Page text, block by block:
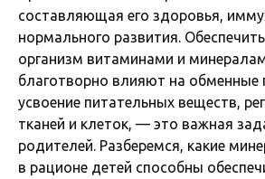
составляющая его здоровья,
нормального развития.
организм витаминами и
благотворно влияют на обменные
усвоение питательных веществ,
тканей и клеток, — это важная
родителей. Разберемся, какие
в рационе детей способны